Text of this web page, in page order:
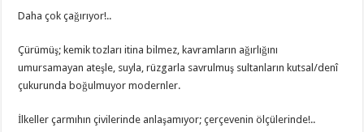
Daha çok çağırıyor!..
Çürümüş; kemik tozları itina bilmez, kavramların ağırlığını
umursamayan ateşle, suyla, rüzgarla savrulmuş sultanların kutsal/denî
çukurunda boğulmuyor modernler.
İlkeller çarmıhın çivilerinde anlaşamıyor; çerçevenin ölçülerinde!..